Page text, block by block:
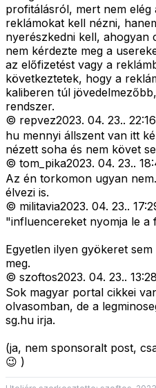
profitálásról, mert nem
reklámokat kell nézni,
nyerészkedni kell, ahogyan
nem kérdezte meg a
az előfizetést vagy a
következtetek, hogy a
kaliberen túl
rendszer.
© repvez2023. 04. 23.. 22:16
hu mennyi állszent van itt
nézett soha és nem követ
© tom_pika2023. 04. 23..
Az én torkomon ugyan
élvezi is.
© militavia2023. 04. 23..
"influencereket nyomja le a
Egyetlen ilyen gyökeret
meg.
© szoftos2023. 04. 23.. 13:28
Sok magyar portal cikkei
olvasomban, de a
sg.hu irja.
(ja, nem sponsoralt post,
😉 )